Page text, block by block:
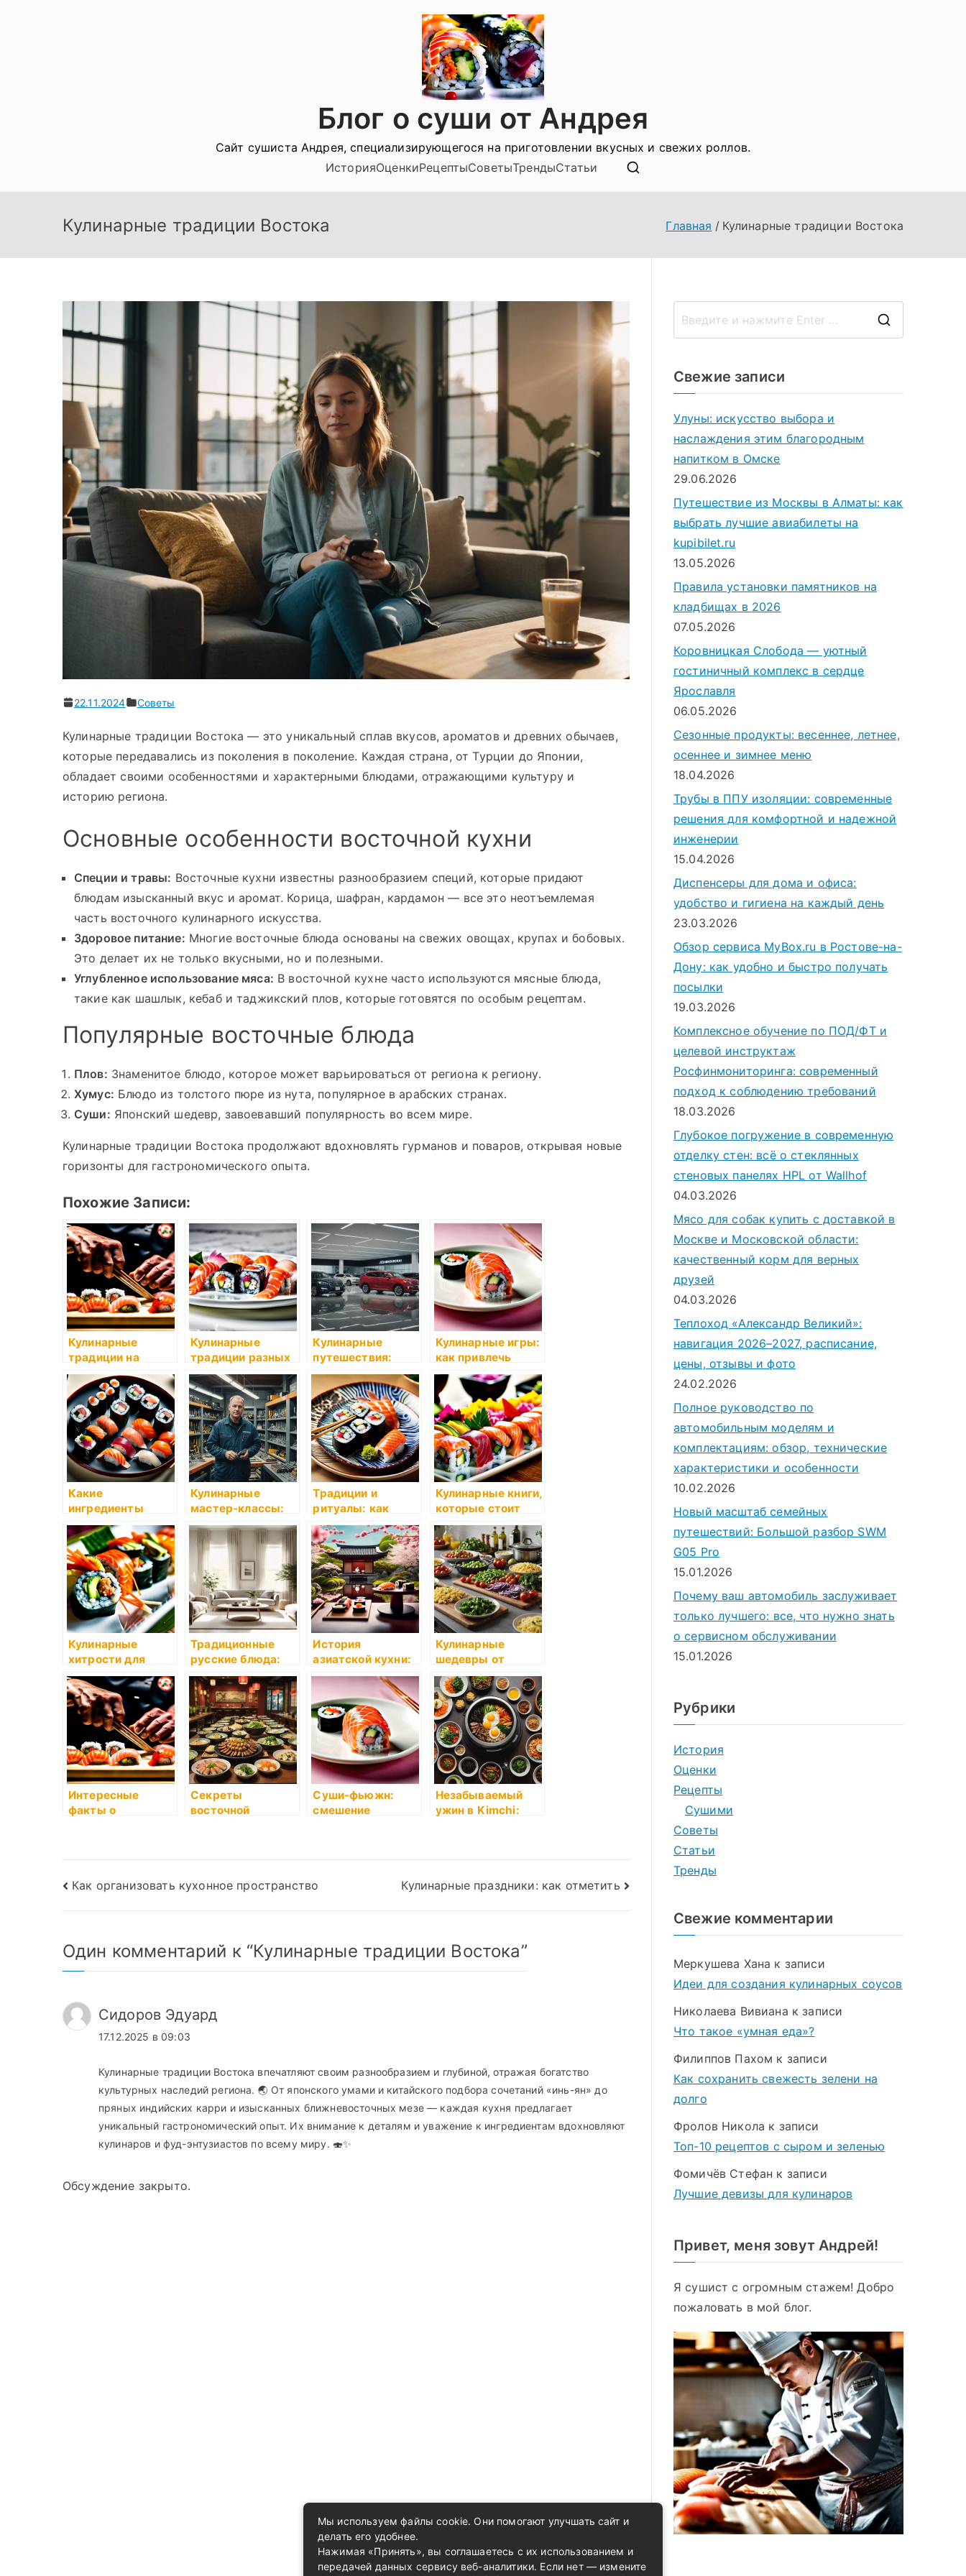
Блог о суши от Андрея
Сайт сушиста Андрея, специализирующегося на приготовлении вкусных и свежих роллов.
ИсторияОценкиРецептыСоветыТрендыСтатьи
Кулинарные традиции Востока Главная Кулинарные традиции Востока
22.11.2024 Советы
Кулинарные традиции Востока — это уникальный сплав вкусов, ароматов и древних обычаев,
которые передавались из поколения в поколение. Каждая страна, от Турции до Японии,
обладает своими особенностями и характерными блюдами, отражающими культуру и
историю региона.
Основные особенности восточной кухни
Специи и травы: Восточные кухни известны разнообразием специй, которые придают
блюдам изысканный вкус и аромат. Корица, шафран, кардамон — все это неотъемлемая
часть восточного кулинарного искусства.
Здоровое питание: Многие восточные блюда основаны на свежих овощах, крупах и бобовых.
Это делает их не только вкусными, но и полезными.
Углубленное использование мяса: В восточной кухне часто используются мясные блюда,
такие как шашлык, кебаб и таджикский плов, которые готовятся по особым рецептам.
Популярные восточные блюда
Плов: Знаменитое блюдо, которое может варьироваться от региона к региону.
Хумус: Блюдо из толстого пюре из нута, популярное в арабских странах.
Суши: Японский шедевр, завоевавший популярность во всем мире.
Кулинарные традиции Востока продолжают вдохновлять гурманов и поваров, открывая новые
горизонты для гастрономического опыта.
Похожие Записи:
Кулинарные
традиции на
Новый год
Кулинарные
традиции разных
стран
Кулинарные
путешествия:
экзотические
специи
Кулинарные игры:
как привлечь
семью к готовке
Какие
ингредиенты
можно добавлять
в суши, чтобы не
нарушить
традиции?
Кулинарные
мастер-классы:
стоит ли идти
Традиции и
ритуалы: как
правильно есть
суши?
Кулинарные книги,
которые стоит
прочитать
Кулинарные
хитрости для
праздников
Традиционные
русские блюда:
рецепты и
история
История
азиатской кухни:
влияние на
развитие суши
Кулинарные
шедевры от
Хлебпром:
Погружение в мир
бренда Корнер
Интересные
факты о
Секреты
восточной
Суши-фьюжн:
смешение
Незабываемый
ужин в Kimchi:
Навигация
по
записям
Как организовать кухонное пространство Кулинарные праздники: как отметить
Один комментарий к “Кулинарные традиции Востока”
Сидоров Эдуард
17.12.2025 в 09:03
Кулинарные традиции Востока впечатляют своим разнообразием и глубиной, отражая богатство
культурных наследий региона. 🌏 От японского умами и китайского подбора сочетаний «инь-ян» до
пряных индийских карри и изысканных ближневосточных мезе — каждая кухня предлагает
уникальный гастрономический опыт. Их внимание к деталям и уважение к ингредиентам вдохновляют
кулинаров и фуд-энтузиастов по всему миру. 🍣✨
Обсуждение закрыто.
Свежие записи
Улуны: искусство выбора и
наслаждения этим благородным
напитком в Омске
29.06.2026
Путешествие из Москвы в Алматы: как
выбрать лучшие авиабилеты на
kupibilet.ru
13.05.2026
Правила установки памятников на
кладбищах в 2026
07.05.2026
Коровницкая Слобода — уютный
гостиничный комплекс в сердце
Ярославля
06.05.2026
Сезонные продукты: весеннее, летнее,
осеннее и зимнее меню
18.04.2026
Трубы в ППУ изоляции: современные
решения для комфортной и надежной
инженерии
15.04.2026
Диспенсеры для дома и офиса:
удобство и гигиена на каждый день
23.03.2026
Обзор сервиса MyBox.ru в Ростове-на-
Дону: как удобно и быстро получать
посылки
19.03.2026
Комплексное обучение по ПОД/ФТ и
целевой инструктаж
Росфинмониторинга: современный
подход к соблюдению требований
18.03.2026
Глубокое погружение в современную
отделку стен: всё о стеклянных
стеновых панелях HPL от Wallhof
04.03.2026
Мясо для собак купить с доставкой в
Москве и Московской области:
качественный корм для верных
друзей
04.03.2026
Теплоход «Александр Великий»:
навигация 2026–2027, расписание,
цены, отзывы и фото
24.02.2026
Полное руководство по
автомобильным моделям и
комплектациям: обзор, технические
характеристики и особенности
10.02.2026
Новый масштаб семейных
путешествий: Большой разбор SWM
G05 Pro
15.01.2026
Почему ваш автомобиль заслуживает
только лучшего: все, что нужно знать
о сервисном обслуживании
15.01.2026
Рубрики
История
Оценки
Рецепты
Сушими
Советы
Статьи
Тренды
Свежие комментарии
Меркушева Хана к записи
Идеи для создания кулинарных соусов
Николаева Вивиана к записи
Что такое «умная еда»?
Филиппов Пахом к записи
Как сохранить свежесть зелени на
долго
Фролов Никола к записи
Топ-10 рецептов с сыром и зеленью
Фомичёв Стефан к записи
Лучшие девизы для кулинаров
Привет, меня зовут Андрей!
Я сушист с огромным стажем! Добро
пожаловать в мой блог.
Мы используем файлы cookie. Они помогают улучшать сайт и
делать его удобнее.
Нажимая «Принять», вы соглашаетесь с их использованием и
передачей данных сервису веб-аналитики. Если нет — измените